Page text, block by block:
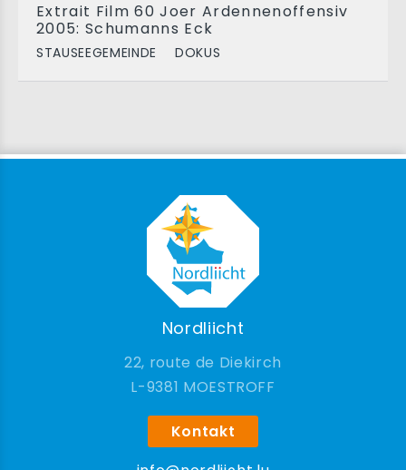
Extrait Film 60 Joer Ardennenoffensiv
2005: Schumanns Eck
STAUSEEGEMEINDE DOKUS
Nordliicht
22, route de Diekirch
9381 MOESTROFF
Kontakt